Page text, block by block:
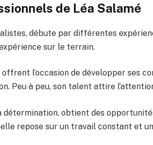
de Léa Salamé
débute par différentes
sur le terrain.
l’occasion de développer ses
Peu à peu, son talent attire
détermination, obtient des
repose sur un travail constant et